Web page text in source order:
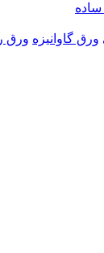
ساده
ورق گاوانیزه ورق